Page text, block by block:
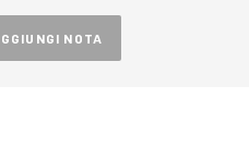
NOTA